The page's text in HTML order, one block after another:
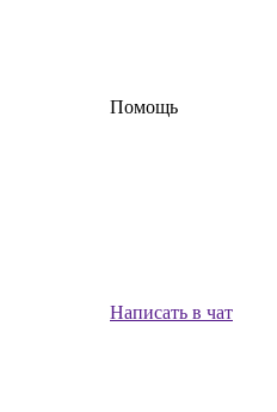
Помощь
Написать в чат